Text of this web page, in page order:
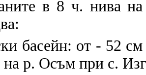
в 8 ч. нива
басейн: от - 52
на р. Осъм при с.